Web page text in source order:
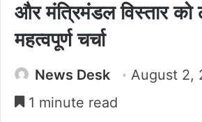
और मंत्रिमंडल विस्तार
महत्वपूर्ण चर्चा
News Desk
August 2,
1 minute read